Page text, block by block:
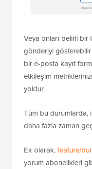
Veya onları belirli bir
gönderiyi
bir e-posta kayıt
etkileşim
yoldur.
Tüm bu durumlarda,
daha fazla zaman
Ek olarak,feature/
yorum abonelikleri